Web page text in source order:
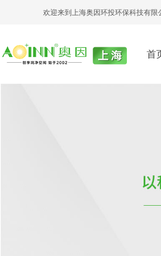
欢迎来到上海奥因环投环保科技有限
首